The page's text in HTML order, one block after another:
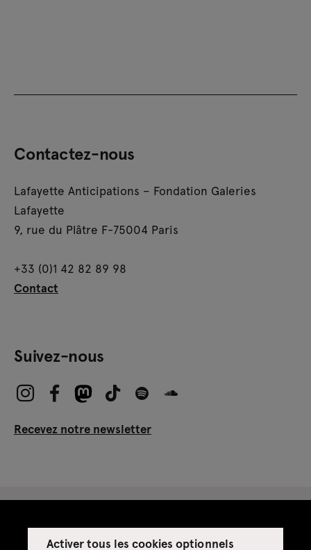
Activer tous les cookies optionnels
Contactez-nous
Lafayette Anticipations – Fondation Galeries
Lafayette
9, rue du Plâtre F-75004 Paris
+33 (0)1 42 82 89 98
Contact
Suivez-nous
Recevez notre newsletter
Espace presse